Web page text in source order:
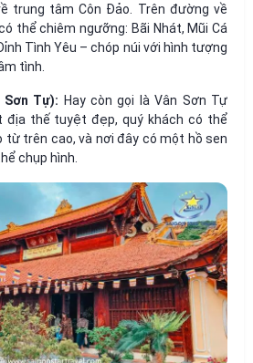
trung tâm Côn Đảo. Trên đường về
thể chiêm ngưỡng: Bãi Nhát, Mũi Cá
Tình Yêu – chóp núi với hình tượng
tình.
Sơn Tự): Hay còn gọi là Vân Sơn Tự
địa thế tuyệt đẹp, quý khách có thể
từ trên cao, và nơi đây có một hồ sen
chụp hình.